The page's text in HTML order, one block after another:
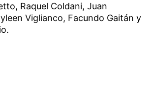
Raquel Coldani, Juan
Viglianco, Facundo Gaitán y